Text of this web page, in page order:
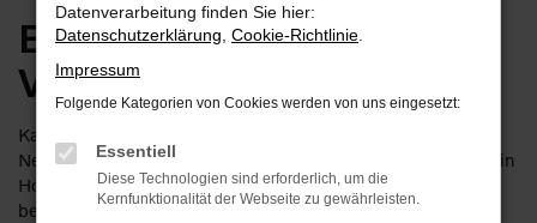
Exzellent für Hof – der
Volvo XC60 Neuwagen
Kaum zu toppen und doch erschwinglich. Ein Volvo XC60
Neuwagen ist die perfekte Wahl, wenn es um den Autokauf in
Hof geht. Wer sich dieses Fahrzeug gönnt, ist bei uns an der
besten Adresse. Auf Basis von mehr als 110 Jahren im
Datenverarbeitung finden Sie hier:
Datenschutzerklärung Cookie-Richtlinie
Impressum
Folgende Kategorien von Cookies werden von uns eingesetzt:
Essentiell
Diese Technologien sind erforderlich, um die
Kernfunktionalität der Webseite zu gewährleisten.